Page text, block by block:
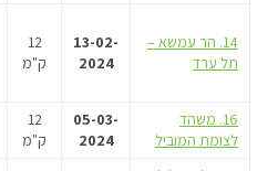
14. הר עמשא –
תל ערד
13-02-
2024
12
ק"מ
16. משהד
לצומת המוביל
05-03-
2024
12
ק"מ